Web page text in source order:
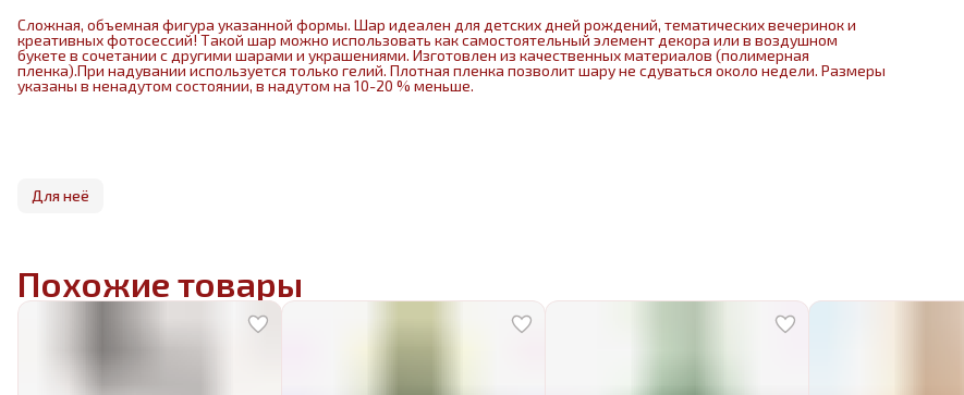
Сложная, объемная фигура указанной формы. Шар идеален для детских дней рождений, тематических вечеринок и
креативных фотосессий! Такой шар можно использовать как самостоятельный элемент декора или в воздушном
букете в сочетании с другими шарами и украшениями. Изготовлен из качественных материалов (полимерная
пленка).При надувании используется только гелий. Плотная пленка позволит шару не сдуваться около недели. Размеры
указаны в ненадутом состоянии, в надутом на 10-20 % меньше.
Для неё
Похожие товары